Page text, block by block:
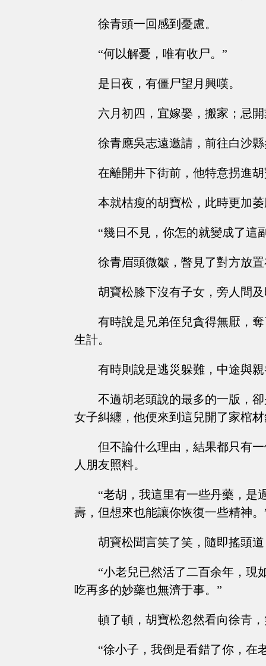
徐青頭一回感到憂慮。
“何以解憂，唯有收尸。”
是日夜，有僵尸望月興嘆。
六月初四，宜嫁娶，搬家；忌
徐青應吳志遠邀請，前往白沙
在離開井下街前，他特意拐進
本就枯瘦的胡寶松，此時更加
“幾日不見，你怎的就變成了這
徐青眉頭微皺，瞥見了對方放
胡寶松膝下沒有子女，旁人問
有時說是兄弟侄兒貪得無厭，
生計。
有時則說是逃災躲難，中途與
不過胡老頭說的最多的一版，
女子糾纏，他便來到這兒開了家棺
但不論什么理由，結果都只有
人朋友照料。
“老胡，我這里有一些丹藥，是
壽，但想來也能讓你恢復一些精神。
胡寶松聞言笑了笑，隨即搖頭
“小老兒已然活了二百余年，現
吃再多的妙藥也無濟于事。”
頓了頓，胡寶松忽然看向徐青
“徐小子，我倒是看錯了你，在